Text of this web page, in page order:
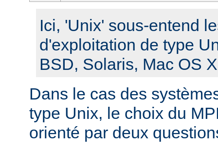
Ici, 'Unix' sous-entend
d'exploitation de type
BSD, Solaris, Mac OS
Dans le cas des
type Unix, le choix du
orienté par deux